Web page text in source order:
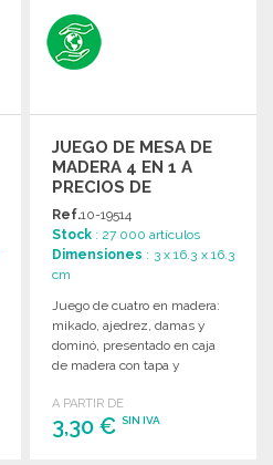
JUEGO DE MESA DE
MADERA 4 EN 1 A
PRECIOS DE
MAYORISTA
Ref.10-19514
Stock : 27 000 artículos
Dimensiones : 3 x 16.3 x 16.3
cm
Juego de cuatro en madera:
mikado, ajedrez, damas y
dominó, presentado en caja
de madera con tapa y
A PARTIR DE
3,30 €SIN IVA